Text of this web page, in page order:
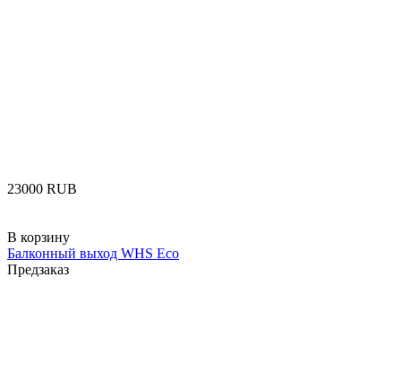
‍23000‍ RUB
В корзину
Балконный выход WHS Eco
Предзаказ